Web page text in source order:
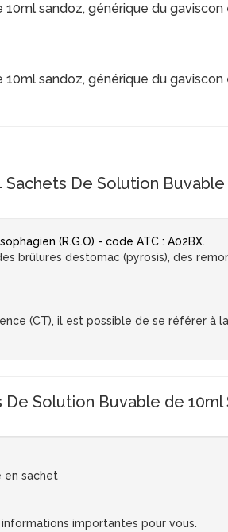
sandoz, générique du gaviscon
sandoz, générique du gaviscon
De Solution Buvable
(R.G.O) - code ATC : A02BX.
brûlures destomac (pyrosis), des
(CT), il est possible de se référer à
Solution Buvable de 10ml
en sachet
importantes pour vous.